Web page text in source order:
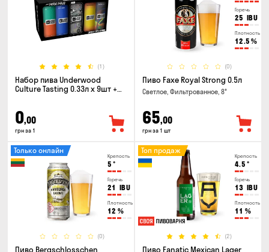
(1)
Набор пива Underwood
Culture Tasting 0.33л x 9шт +
0,00
грн за 1
Горечь
25 IBU
Плотность
12.5 %
(0)
Пиво Faxe Royal Strong 0.5л
Светлое, Фильтрованное, 8°
65,00
грн за 1 шт
Крепость
5 °
Горечь
21 IBU
Плотность
12 %
(0)
Только онлайн
Пиво Bergschlosschen
Крепость
4.5 °
Горечь
13 IBU
Плотность
11 %
(2)
Топ продаж
Пиво Fanatic Mexican Lager